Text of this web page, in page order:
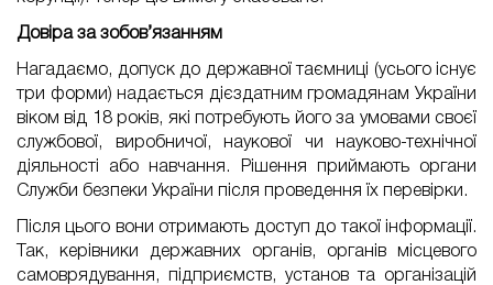
Довіра за зобов’язанням
Нагадаємо, допуск до державної таємниці (усього існує
три форми) надається дієздатним громадянам України
віком від 18 років, які потребують його за умовами своєї
службової, виробничої, наукової чи науково-технічної
діяльності або навчання. Рішення приймають органи
Служби безпеки України після проведення їх перевірки.
Після цього вони отримають доступ до такої інформації.
Так, керівники державних органів, органів місцевого
самоврядування, підприємств, установ та організацій